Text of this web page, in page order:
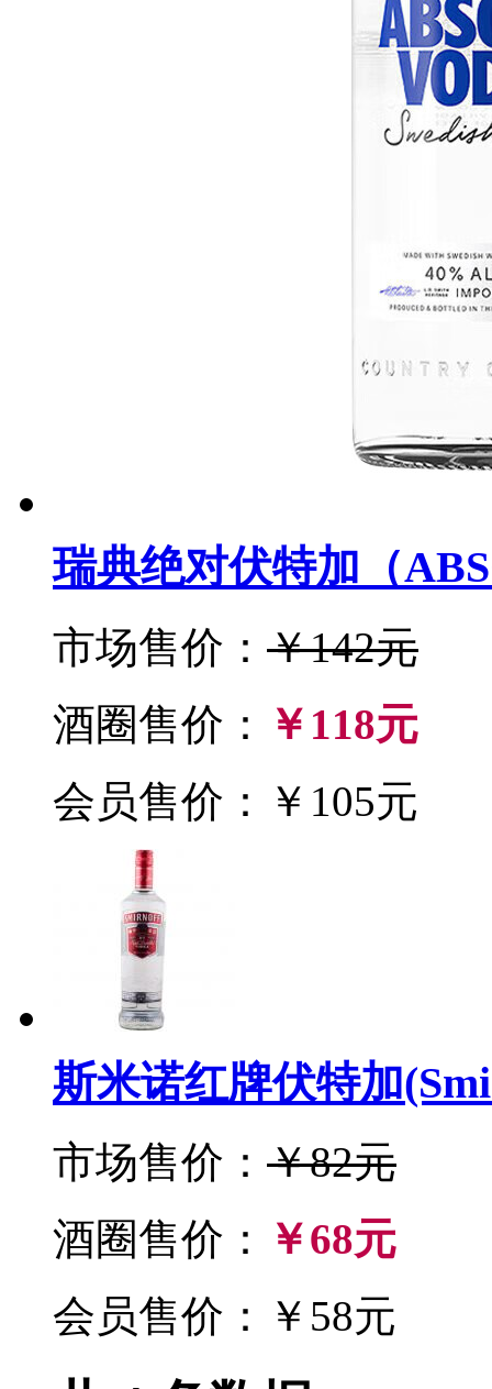
瑞典绝对伏特加（
市场售价： ￥142元
酒圈售价：
￥118元
会员售价：￥105元
斯米诺红牌伏特加
市场售价： ￥82元
酒圈售价：
￥68元
会员售价：￥58元